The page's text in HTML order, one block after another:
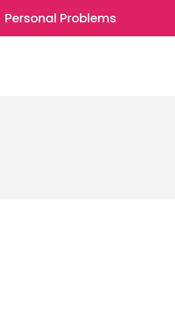
⚲
Personal Problems